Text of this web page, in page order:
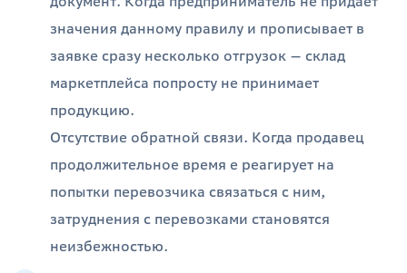
значения данному правилу и прописывает в
заявке сразу несколько отгрузок — склад
маркетплейса попросту не принимает
продукцию.
Отсутствие обратной связи. Когда продавец
продолжительное время е реагирует на
попытки перевозчика связаться с ним,
затруднения с перевозками становятся
неизбежностью.